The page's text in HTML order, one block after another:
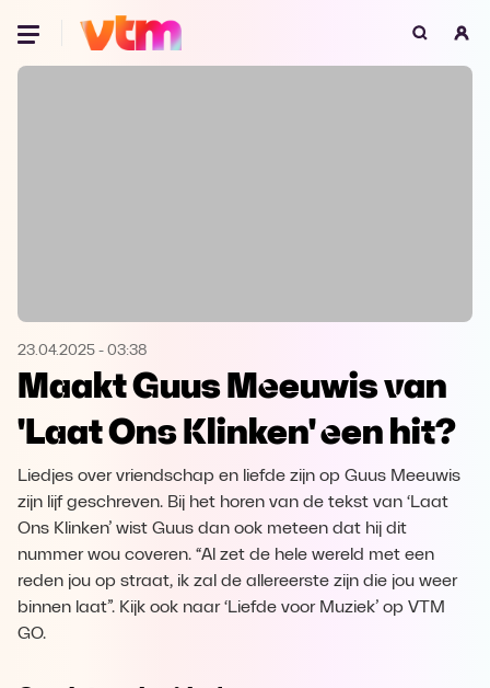
Oeps, browser niet ondersteund
Microsoft Edge Download
Opera Download
23.04.2025 - 03:38
Maakt Guus Meeuwis van
'Laat Ons Klinken' een hit?
Liedjes over vriendschap en liefde zijn op Guus Meeuwis
zijn lijf geschreven. Bij het horen van de tekst van ‘Laat
Ons Klinken’ wist Guus dan ook meteen dat hij dit
nummer wou coveren. “Al zet de hele wereld met een
reden jou op straat, ik zal de allereerste zijn die jou weer
binnen laat”. Kijk ook naar ‘Liefde voor Muziek’ op VTM
GO.